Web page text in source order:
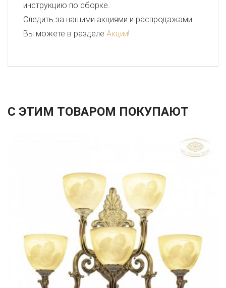
инструкцию по сборке.
Следить за нашими акциями и распродажами
Вы можете в разделе Акции!
С ЭТИМ ТОВАРОМ ПОКУПАЮТ